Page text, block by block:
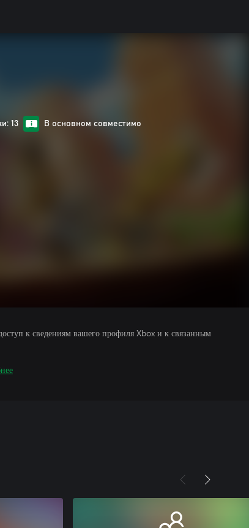
13 В основном совместимо
к сведениям вашего профиля Xbox и к связанным